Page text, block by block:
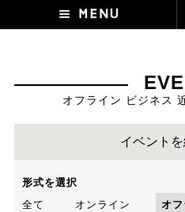
オフライン ビジネス
イベント
形式を選択
全て
オンライン オ